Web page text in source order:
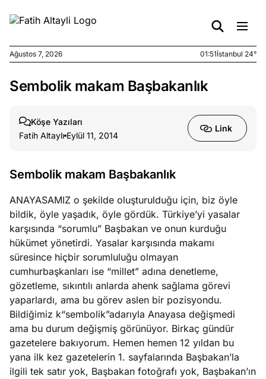
Ağustos
yasalar
Ağustos
stok
caiz
Ağustos
4, 2026
umutlu
ister
Köşe
Yazıları
Spor
Yazıları
Yazıları
Ağustos 7, 2026 01:51İstanbul 24°
Sembolik makam Başbakanlık
Köşe Yazıları
Fatih Altaylı Eylül 11, 2014
Link
Sembolik makam Başbakanlık
ANAYASAMIZ o şekilde oluşturulduğu için, biz öyle
bildik, öyle yaşadık, öyle gördük. Türkiye’yi yasalar
karşısında “sorumlu” Başbakan ve onun kurduğu
hükümet yönetirdi. Yasalar karşısında makamı
süresince hiçbir sorumluluğu olmayan
cumhurbaşkanları ise “millet” adına denetleme,
gözetleme, sıkıntılı anlarda ahenk sağlama görevi
yaparlardı, ama bu görev aslen bir pozisyondu.
Bildiğimiz k“sembolik”adarıyla Anayasa değişmedi
ama bu durum değişmiş görünüyor. Birkaç gündür
gazetelere bakıyorum. Hemen hemen 12 yıldan bu
yana ilk kez gazetelerin 1. sayfalarında Başbakan’la
ilgili tek satır yok, Başbakan fotoğrafı yok, Başbakan’ın